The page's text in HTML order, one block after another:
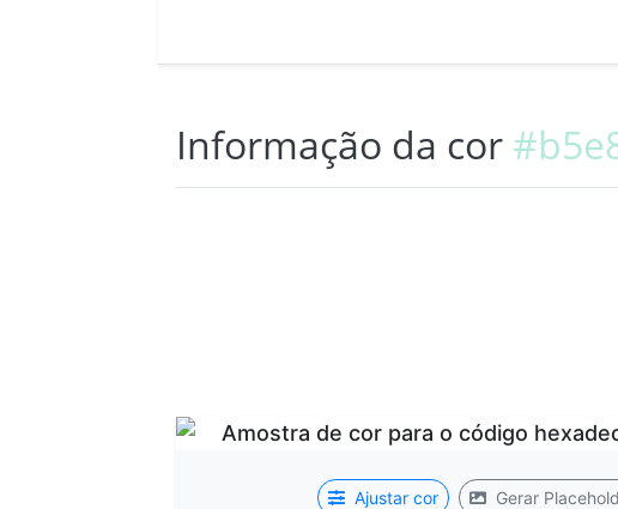
Informação da cor
Ajustar cor Gerar